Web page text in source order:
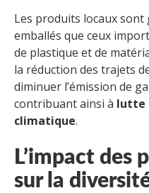
Les produits locaux
emballés que ceux
de plastique et de
la réduction des trajets
diminuer l’émission de
contribuant ainsi à lutte
climatique.
L’impact des
sur la